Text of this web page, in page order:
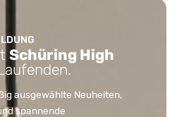
Schüring High
ausgewählte Neuheiten,
spannende